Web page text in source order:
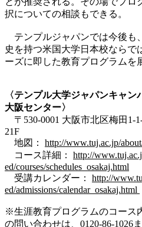
択についての相談もできる。
テンプルジャパンでは今後も
史を持つ米国大学日本校ならで
ーズに即した教育プログラムを
〈テンプル大学ジャパンキャ
大阪センター〉
〒530-0001 大阪市北区梅田1-
21F
地図： http://www.tuj.ac.jp/
コース詳細： http://
ed/courses/schedules_osakaj.html
受講カレンダー： http://
ed/admissions/calendar_osakaj.html
※生涯教育プログラムのコース
の問い合わせは、0120-86-1026ま